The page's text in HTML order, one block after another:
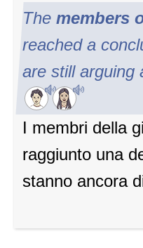
The members
reached a
are still arguing
I membri della
raggiunto una
stanno ancora